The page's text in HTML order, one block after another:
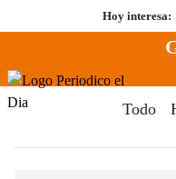
al
Hoy interesa:
Menú
Todo